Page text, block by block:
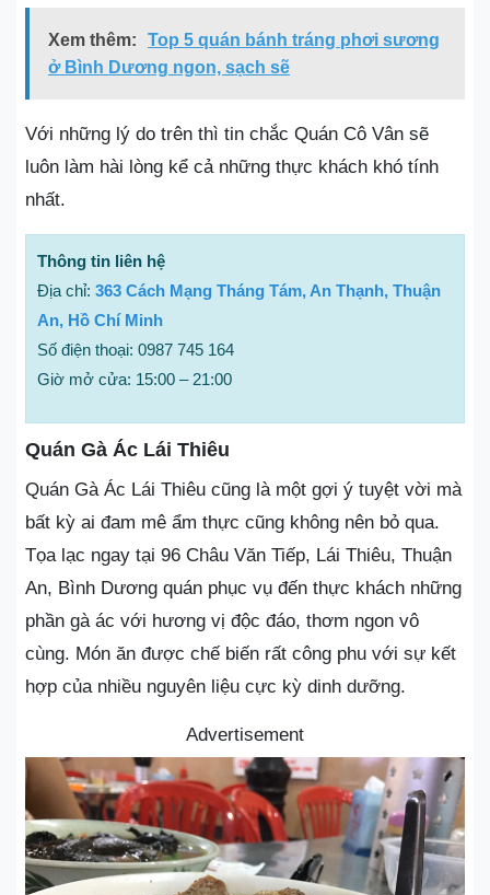
Xem thêm:
Top 5 quán bánh tráng phơi sương
ở Bình Dương ngon, sạch sẽ
Với những lý do trên thì tin chắc Quán Cô Vân sẽ
luôn làm hài lòng kể cả những thực khách khó tính
nhất.
Thông tin liên hệ
Địa chỉ: 363 Cách Mạng Tháng Tám, An Thạnh, Thuận
An, Hồ Chí Minh
Số điện thoại: 0987 745 164
Giờ mở cửa: 15:00 – 21:00
Quán Gà Ác Lái Thiêu
Quán Gà Ác Lái Thiêu cũng là một gợi ý tuyệt vời mà
bất kỳ ai đam mê ẩm thực cũng không nên bỏ qua.
Tọa lạc ngay tại 96 Châu Văn Tiếp, Lái Thiêu, Thuận
An, Bình Dương quán phục vụ đến thực khách những
phần gà ác với hương vị độc đáo, thơm ngon vô
cùng. Món ăn được chế biến rất công phu với sự kết
hợp của nhiều nguyên liệu cực kỳ dinh dưỡng.
Advertisement